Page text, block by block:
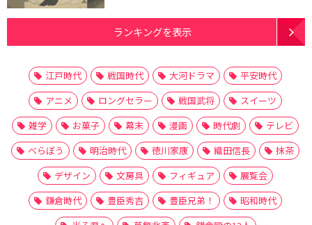
ランキングを表示
江戸時代 戦国時代 大河ドラマ
平安時代
アニメ
ロングセラー 戦国武将
スイーツ
雑学
お菓子 幕末 漫画 時代劇
テレビ
べらぼう
明治時代 徳川家康 織田信長
抹茶
デザイン
文房具 フィギュア
展覧会
鎌倉時代
豊臣秀吉 豊臣兄弟！
昭和時代